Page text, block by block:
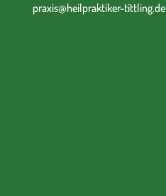
praxis@heilpraktiker-tittling.de